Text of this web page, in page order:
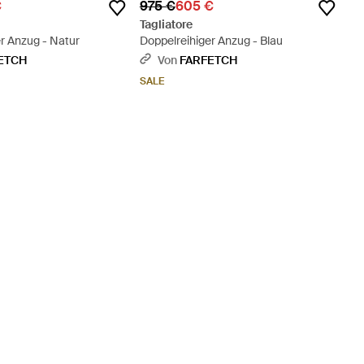
Anzug - Natur
975 €605 €
Tagliatore
Doppelreihiger Anzug - Blau
Von FARFETCH
SALE